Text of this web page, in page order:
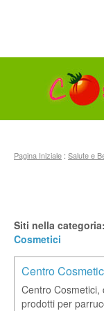
Pagina Iniziale : Salute e
Siti nella
Cosmetici
Centro
Centro
prodotti per